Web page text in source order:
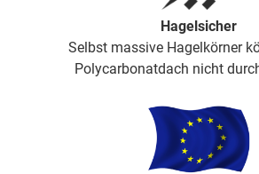
Hagelsicher
Selbst massive Hagelkörner
Polycarbonatdach nicht